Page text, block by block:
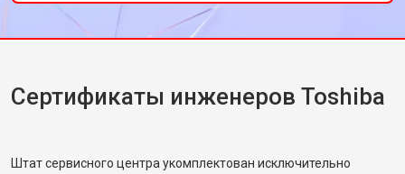
Сертификаты инженеров Toshiba
Штат сервисного центра укомплектован исключительно